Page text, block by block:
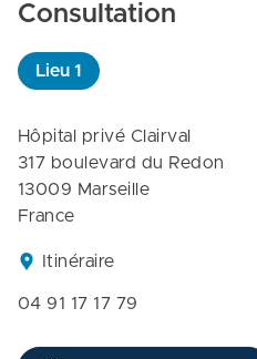
Consultation
Lieu 1
Hôpital privé Clairval
317 boulevard du Redon
13009 Marseille
France
Itinéraire
04 91 17 17 79